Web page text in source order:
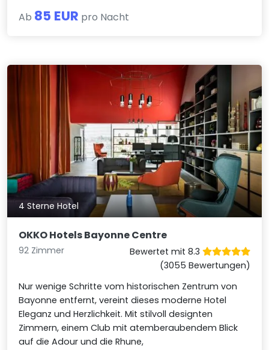
Ab 85 EUR pro Nacht
4 Sterne Hotel
OKKO Hotels Bayonne Centre
92 Zimmer
Bewertet mit 8.3
(3055 Bewertungen)
Nur wenige Schritte vom historischen Zentrum von
Bayonne entfernt, vereint dieses moderne Hotel
Eleganz und Herzlichkeit. Mit stilvoll designten
Zimmern, einem Club mit atemberaubendem Blick
auf die Adour und die Rhune,